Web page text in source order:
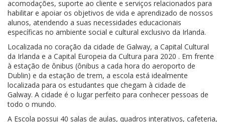
acomodações, suporte ao cliente e serviços relacionados para
habilitar e apoiar os objetivos de vida e aprendizado de nossos
alunos, atendendo a suas necessidades educacionais
específicas no ambiente social e cultural exclusivo da Irlanda.
Localizada no coração da cidade de Galway, a Capital Cultural
da Irlanda e a Capital Europeia da Cultura para 2020 . Em frente
à estação de ônibus (ônibus a cada hora do aeroporto de
Dublin) e da estação de trem, a escola está idealmente
localizada para os estudantes que chegam à cidade de
Galway. A cidade é o lugar perfeito para conhecer pessoas de
todo o mundo.
A Escola possui 40 salas de aulas, quadros interativos, cafeteria,